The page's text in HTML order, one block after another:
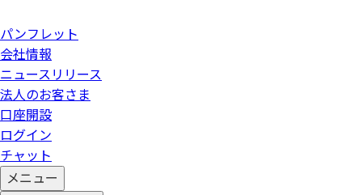
パンフレット
会社情報
ニュースリリース
法人のお客さま
口座開設
ログイン
チャット
メニュー